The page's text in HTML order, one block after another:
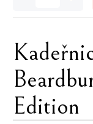
Edition